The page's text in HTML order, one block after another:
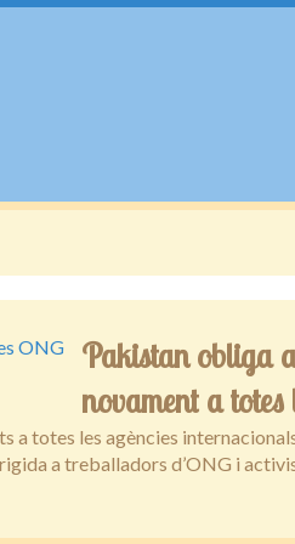
Pakistan obliga
novament a
totes les agències
a treballadors d’ONG i